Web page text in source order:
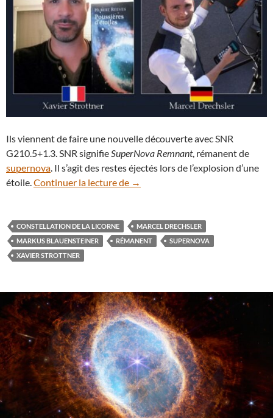
Ils viennent de faire une nouvelle découverte avec SNR
G210.5+1.3. SNR signifieSuperNova Remnant, rémanent de
supernova. Il s’agit des restes éjectés lors de l’explosion d’une
étoile.Continuer la lecture de Les restes d’une supernova
→
CONSTELLATION DE LA LICORNE
MARCEL DRECHSLER
MARKUS BLAUENSTEINER
RÉMANENT
SUPERNOVA
XAVIER STROTTNER